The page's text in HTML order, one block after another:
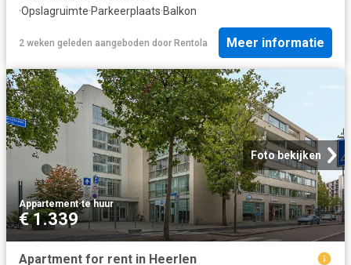
·Opslagruimte·Parkeerplaats·Balkon
2 weken geleden aangeboden door Rentola Meer informatie
Foto bekijken
Appartement·te huur
€ 1.339
Apartment for rent in Heerlen